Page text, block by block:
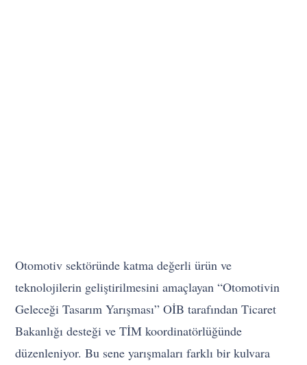
Otomotiv sektöründe katma değerli ürün ve
teknolojilerin geliştirilmesini amaçlayan “Otomotivin
Geleceği Tasarım Yarışması” OİB tarafından Ticaret
Bakanlığı desteği ve TİM koordinatörlüğünde
düzenleniyor. Bu sene yarışmaları farklı bir kulvara